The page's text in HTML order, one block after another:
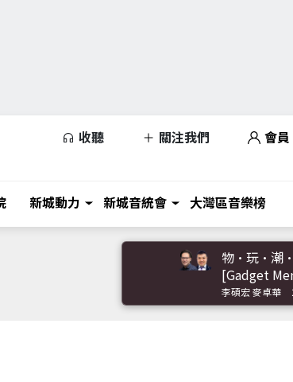
收聽 關注我們 會員
新城動力 新城音統會 大灣區音樂榜
物·玩·潮
[Gadget
李碩宏 麥卓華